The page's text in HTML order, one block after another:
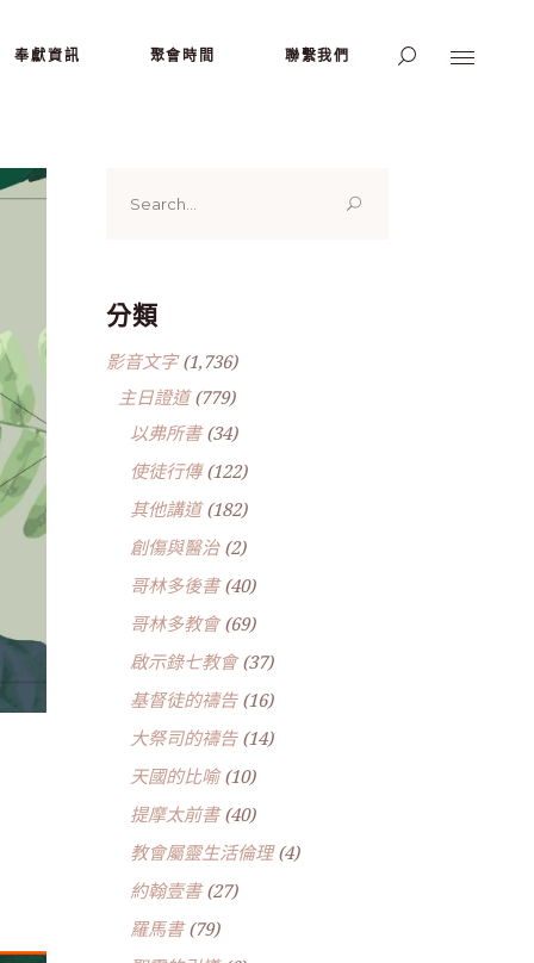
奉獻資訊 聚會時間 聯繫我們
for:
分類
影音文字(1,736)
主日證道(779)
以弗所書(34)
使徒行傳(122)
其他講道(182)
創傷與醫治(2)
哥林多後書(40)
哥林多教會(69)
啟示錄七教會(37)
基督徒的禱告(16)
大祭司的禱告(14)
天國的比喻(10)
提摩太前書(40)
教會屬靈生活倫理(4)
約翰壹書(27)
羅馬書(79)